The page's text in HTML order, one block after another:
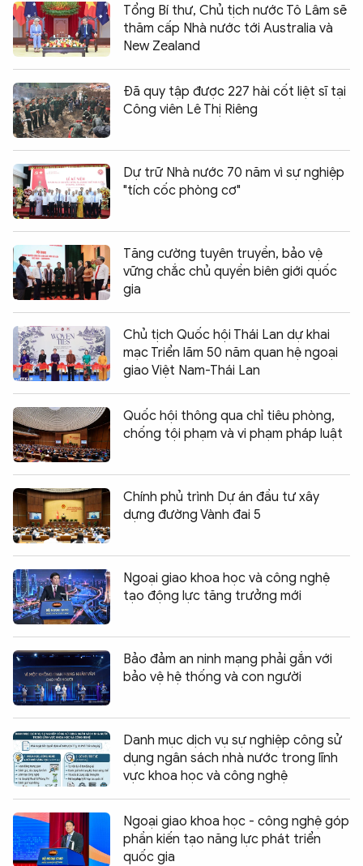
Tổng Bí thư, Chủ tịch nước Tô Lâm sẽ
thăm cấp Nhà nước tới Australia và
New Zealand
Đã quy tập được 227 hài cốt liệt sĩ tại
Công viên Lê Thị Riêng
Dự trữ Nhà nước 70 năm vì sự nghiệp
"tích cốc phòng cơ"
Tăng cường tuyên truyền, bảo vệ
vững chắc chủ quyền biên giới quốc
gia
Chủ tịch Quốc hội Thái Lan dự khai
mạc Triển lãm 50 năm quan hệ ngoại
giao Việt Nam-Thái Lan
Quốc hội thông qua chỉ tiêu phòng,
chống tội phạm và vi phạm pháp luật
Chính phủ trình Dự án đầu tư xây
dựng đường Vành đai 5
Ngoại giao khoa học và công nghệ
tạo động lực tăng trưởng mới
Bảo đảm an ninh mạng phải gắn với
bảo vệ hệ thống và con người
Danh mục dịch vụ sự nghiệp công sử
dụng ngân sách nhà nước trong lĩnh
vực khoa học và công nghệ
Ngoại giao khoa học - công nghệ góp
phần kiến tạo năng lực phát triển
quốc gia